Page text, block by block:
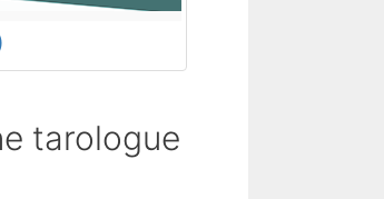
tarologue